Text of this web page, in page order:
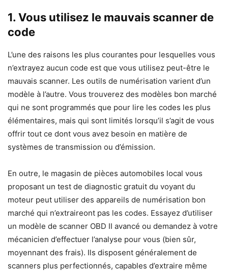
1. Vous utilisez le mauvais scanner de
code
L’une des raisons les plus courantes pour lesquelles vous
n’extrayez aucun code est que vous utilisez peut-être le
mauvais scanner. Les outils de numérisation varient d’un
modèle à l’autre. Vous trouverez des modèles bon marché
qui ne sont programmés que pour lire les codes les plus
élémentaires, mais qui sont limités lorsqu’il s’agit de vous
offrir tout ce dont vous avez besoin en matière de
systèmes de transmission ou d’émission.
En outre, le magasin de pièces automobiles local vous
proposant un test de diagnostic gratuit du voyant du
moteur peut utiliser des appareils de numérisation bon
marché qui n’extraireont pas les codes. Essayez d’utiliser
un modèle de scanner OBD II avancé ou demandez à votre
mécanicien d’effectuer l’analyse pour vous (bien sûr,
moyennant des frais). Ils disposent généralement de
scanners plus perfectionnés, capables d’extraire même